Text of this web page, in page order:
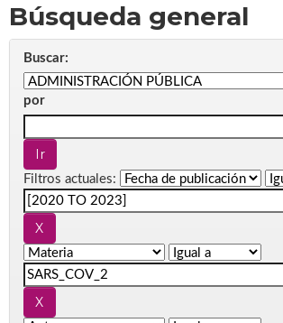
Búsqueda general
Buscar:
por
Filtros actuales: